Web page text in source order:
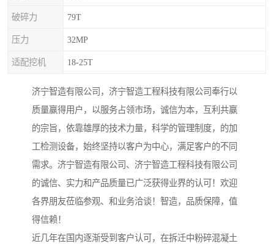
破碎力 79T
压力 32MP
适配挖机 18-25T
济宁智造有限公司，济宁智造工程科技有限公司奉行以
质量赢得用户，以服务占领市场，诚信为本，互利共赢
的宗旨，依靠雄厚的技术力量，科学的管理制度，的加
工检测设备，始终坚持以客户为中心，满足客户的不同
需求。济宁智造有限公司、济宁智造工程科技有限公司
的诚信、实力和产品质量已广泛获得业界的认可！欢迎
各界朋友莅临参观、和业务洽谈！智造，品质保障，值
得信赖！
近几年在国内逐渐受到客户认可，在拆迁中粉碎混凝土